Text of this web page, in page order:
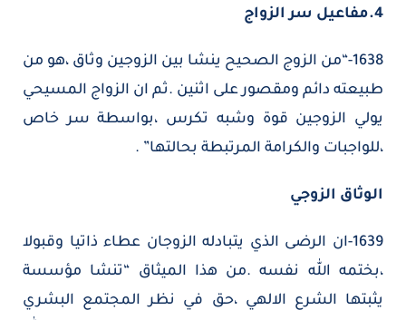
4.مفاعيل سر الزواج
1638-“من الزوج الصحيح ينشا بين الزوجين وثاق ،هو من
طبيعته دائم ومقصور على اثنين .ثم ان الزواج المسيحي
يولي الزوجين قوة وشبه تكرس ،بواسطة سر خاص
،للواجبات والكرامة المرتبطة بحالتها” .
الوثاق الزوجي
1639-ان الرضى الذي يتبادله الزوجان عطاء ذاتيا وقبولا
،بختمه الله نفسه .من هذا الميثاق “تنشا مؤسسة
يثبتها الشرع الالهي ،حق في نظر المجتمع البشري